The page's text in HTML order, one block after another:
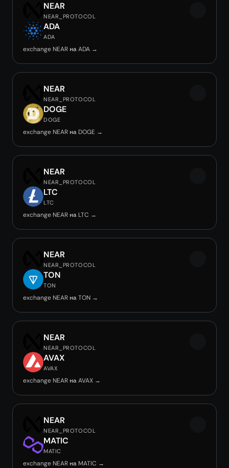
NEAR
NEAR_PROTOCOL
ADA
ADA
exchange NEAR на ADA →
NEAR
NEAR_PROTOCOL
DOGE
DOGE
exchange NEAR на DOGE →
NEAR
NEAR_PROTOCOL
LTC
LTC
exchange NEAR на LTC →
NEAR
NEAR_PROTOCOL
TON
TON
exchange NEAR на TON →
NEAR
NEAR_PROTOCOL
AVAX
AVAX
exchange NEAR на AVAX →
NEAR
NEAR_PROTOCOL
MATIC
MATIC
exchange NEAR на MATIC →